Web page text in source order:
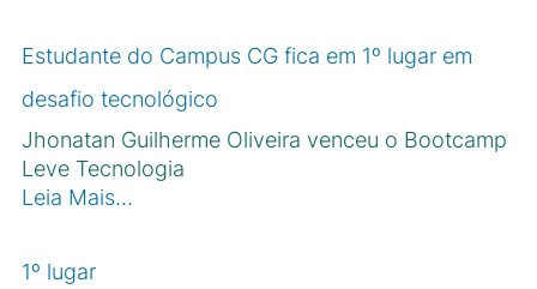
Estudante do Campus CG fica em 1º lugar em
desafio tecnológico
Jhonatan Guilherme Oliveira venceu o Bootcamp
Leve Tecnologia
Leia Mais…
1º lugar